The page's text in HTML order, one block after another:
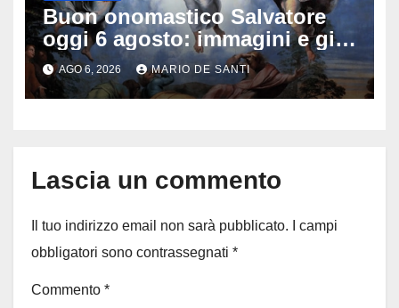
Buon onomastico Salvatore
oggi 6 agosto: immagini e gif
di auguri da condividere
AGO 6, 2026 MARIO DE SANTI
Lascia un commento
Il tuo indirizzo email non sarà pubblicato.
I campi
obbligatori sono contrassegnati *
Commento *